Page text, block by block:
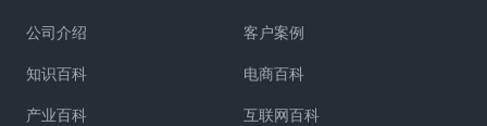
公司介绍 客户案例
知识百科 电商百科
产业百科 互联网百科